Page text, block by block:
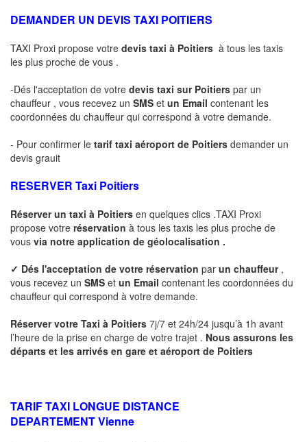
DEMANDER UN DEVIS TAXI POITIERS
TAXI Proxi propose votre devis taxi à Poitiers à tous les taxis
les plus proche de vous .
-Dés l'acceptation de votre devis taxi sur Poitiers par un
chauffeur , vous recevez un SMS et un Email contenant les
coordonnées du chauffeur qui correspond à votre demande.
- Pour confirmer le tarif taxi aéroport de Poitiers demander un
devis grauit
RESERVER Taxi Poitiers
Réserver un taxi à Poitiers en quelques clics .TAXI Proxi
propose votre réservation à tous les taxis les plus proche de
vous via notre application de géolocalisation .
✓ Dés l'acceptation de votre réservation par un chauffeur ,
vous recevez un SMS et un Email contenant les coordonnées du
chauffeur qui correspond à votre demande.
Réserver votre Taxi à Poitiers 7j/7 et 24h/24 jusqu’à 1h avant
l’heure de la prise en charge de votre trajet . Nous assurons les
départs et les arrivés en gare et aéroport de Poitiers
TARIF TAXI LONGUE DISTANCE
DEPARTEMENTVienne